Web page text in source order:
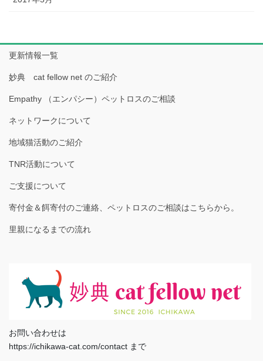
更新情報一覧
妙典 cat fellow net のご紹介
Empathy （エンパシー）ペットロスのご相談
ネットワークについて
地域猫活動のご紹介
TNR活動について
ご支援について
寄付金＆餌寄付のご連絡、ペットロスのご相談はこちらから。
里親になるまでの流れ
お問い合わせは
https://ichikawa-cat.com/contact まで